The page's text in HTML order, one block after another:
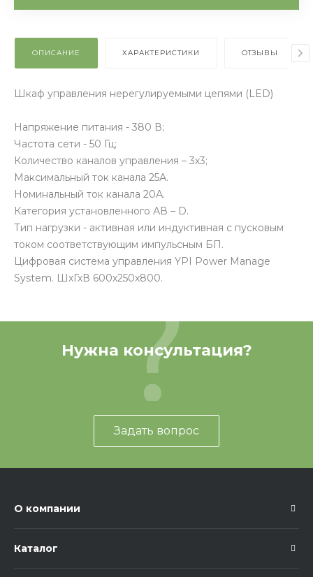
ОПИСАНИЕ ХАРАКТЕРИСТИКИ ОТЗЫВЫ
Шкаф управления нерегулируемыми цепями (LED)
Напряжение питания - 380 В;
Частота сети - 50 Гц;
Количество каналов управления – 3х3;
Максимальный ток канала 25А.
Номинальный ток канала 20А.
Категория установленного АВ – D.
Тип нагрузки - активная или индуктивная с пусковым
током соответствующим импульсным БП.
Цифровая система управления YPI Power Manage
System. ШхГхВ 600х250х800.
Нужна консультация?
Задать вопрос
О компании
Каталог